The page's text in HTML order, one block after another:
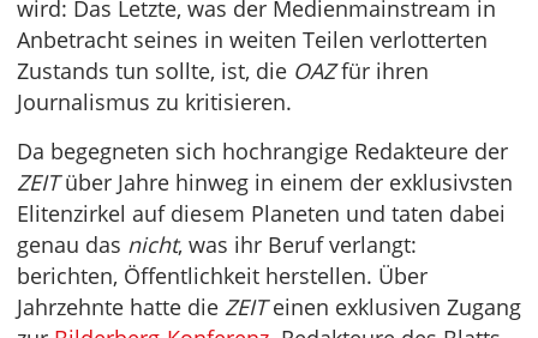
wird: Das Letzte, was der Medienmainstream in
Anbetracht seines in weiten Teilen verlotterten
Zustands tun sollte, ist, die OAZfür ihren
Journalismus zu kritisieren.
Da begegneten sich hochrangige Redakteure der
ZEITüber Jahre hinweg in einem der exklusivsten
Elitenzirkel auf diesem Planeten und taten dabei
genau das nicht, was ihr Beruf verlangt:
berichten, Öffentlichkeit herstellen. Über
Jahrzehnte hatte die ZEITeinen exklusiven Zugang